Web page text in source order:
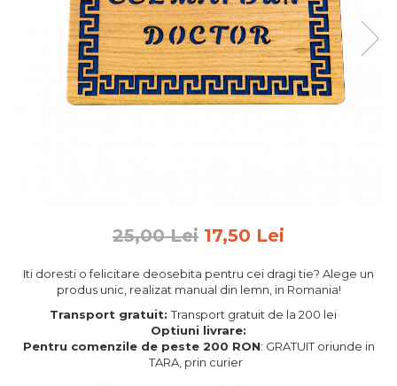
Feng Shui
Tablouri personalizate
IQ Puzzle
Diplome si Plachete
Rame foto din lemn
Aromaterapie
Papioane din lemn
Decoratiuni pentru casa
Genti si portofele barbati din
25,00 Lei 17,50 Lei
Iti doresti o felicitare deosebita pentru cei dragi tie? Alege un
produs unic, realizat manual din lemn, in Romania!
Transport gratuit:Transport gratuit de la 200 lei
Optiuni livrare:
Pentru comenzile de peste 200 RON: GRATUIT oriunde in
TARA, prin curier